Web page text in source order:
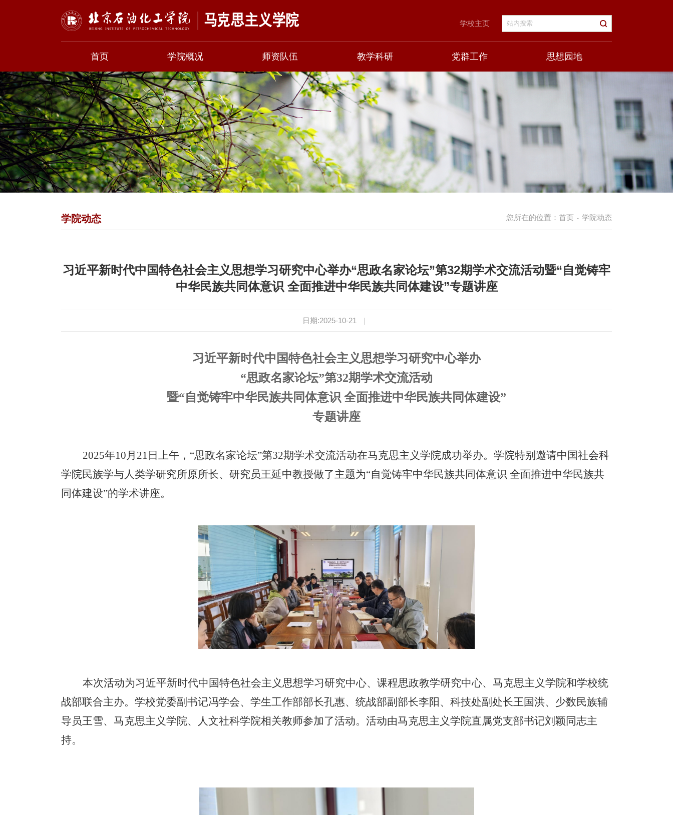
学校主页
首页 学院概况 师资队伍 教学科研 党群工作 思想园地
您所在的位置： 首页 - 学院动态
学院动态
习近平新时代中国特色社会主义思想学习研究中心举办“思政名家论坛”第32期学术交流活动暨“自觉铸牢
中华民族共同体意识 全面推进中华民族共同体建设”专题讲座
日期:2025-10-21 |
习近平新时代中国特色社会主义思想学习研究中心举办
“思政名家论坛”第32期学术交流活动
暨“自觉铸牢中华民族共同体意识 全面推进中华民族共同体建设”
专题讲座
2025年10月21日上午，“思政名家论坛”第32期学术交流活动在马克思主义学院成功举办。学院特别邀请中国社会科
学院民族学与人类学研究所原所长、研究员王延中教授做了主题为“自觉铸牢中华民族共同体意识 全面推进中华民族共
同体建设”的学术讲座。
本次活动为习近平新时代中国特色社会主义思想学习研究中心、课程思政教学研究中心、马克思主义学院和学校统
战部联合主办。学校党委副书记冯学会、学生工作部部长孔惠、统战部副部长李阳、科技处副处长王国洪、少数民族辅
导员王雪、马克思主义学院、人文社科学院相关教师参加了活动。活动由马克思主义学院直属党支部书记刘颖同志主
持。